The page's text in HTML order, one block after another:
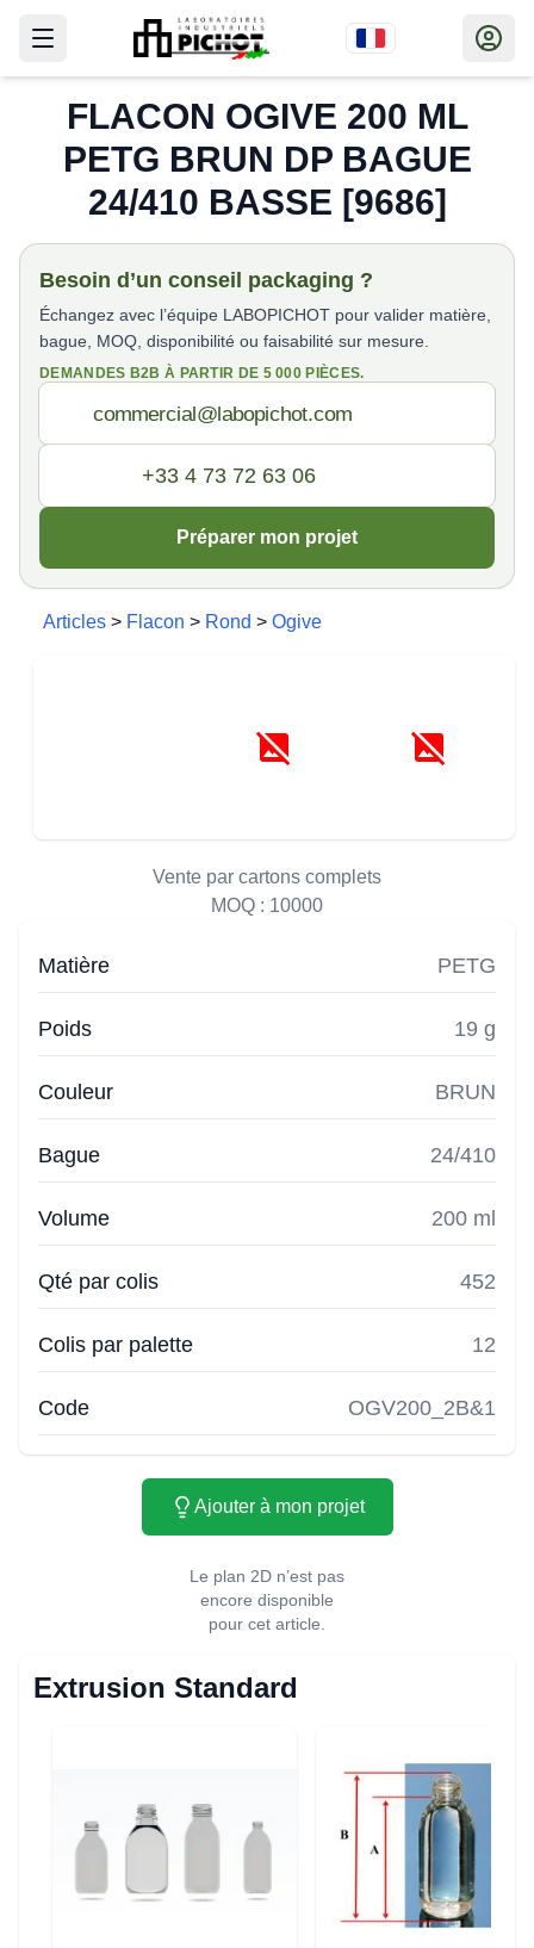
FLACON OGIVE 200 ML
PETG BRUN DP BAGUE
24/410 BASSE [9686]
Besoin d’un conseil packaging ?
Échangez avec l’équipe LABOPICHOT pour valider matière,
bague, MOQ, disponibilité ou faisabilité sur mesure.
DEMANDES B2B À PARTIR DE 5 000 PIÈCES.
Préparer mon projet
Articles > Flacon > Rond > Ogive
Vente par cartons complets
MOQ : 10000
Matière PETG
Poids 19 g
Couleur BRUN
Bague 24/410
Volume 200 ml
Qté par colis 452
Colis par palette 12
Code OGV200_2B&1
Ajouter à mon projet
Le plan 2D n’est pas
encore disponible
pour cet article.
Extrusion Standard